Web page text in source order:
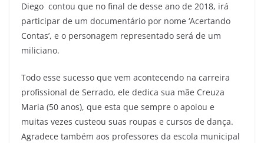
Diego contou que no final de desse ano de 2018, irá
participar de um documentário por nome ‘Acertando
Contas’, e o personagem representado será de um
miliciano.
Todo esse sucesso que vem acontecendo na carreira
profissional de Serrado, ele dedica sua mãe Creuza
Maria (50 anos), que esta que sempre o apoiou e
muitas vezes custeou suas roupas e cursos de dança.
Agradece também aos professores da escola municipal